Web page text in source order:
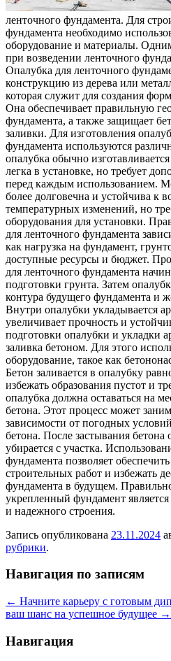
лeнтoчнoгo фундaмeнтa. Для
фундамента необходимо
оборудование и материалы.
при возведении ленточного
Опалубка для ленточного
конструкцию из дерева или
которая служит для создания
Она обеспечивает правильную
фундамента, а также защищает
заливки. Для изготовления
фундамента используются
опалубка обычно
легка в установке, но требует
перед каждым использованием.
более долговечна и устойчива к
температурных изменений, но
оборудования для установки.
для ленточного фундамента
как нагрузка на фундамент,
доступные ресурсы и бюджет.
для ленточного фундамента
подготовки грунта. Затем
контура будущего фундамента и
Внутри опалубки укладывается
увеличивает прочность и
подготовки опалубки и укладки
заливка бетоном. Для этого
оборудование, такое как
Бетон заливается в опалубку
избежать образования пустот и
опалубка должна оставаться на
бетона. Этот процесс может
зависимости от погодных
бетона. После застывания бетона
убирается с участка.
фундамента позволяет
строительных работ и избежать
фундамента в будущем.
укрепленный фундамент
и надежного строения.
Запись опубликована 23.11.2024
рубрики.
Навигация по записям
← Начните карьеру с готовым
ваш шанс на успешное будущее →
Навигация